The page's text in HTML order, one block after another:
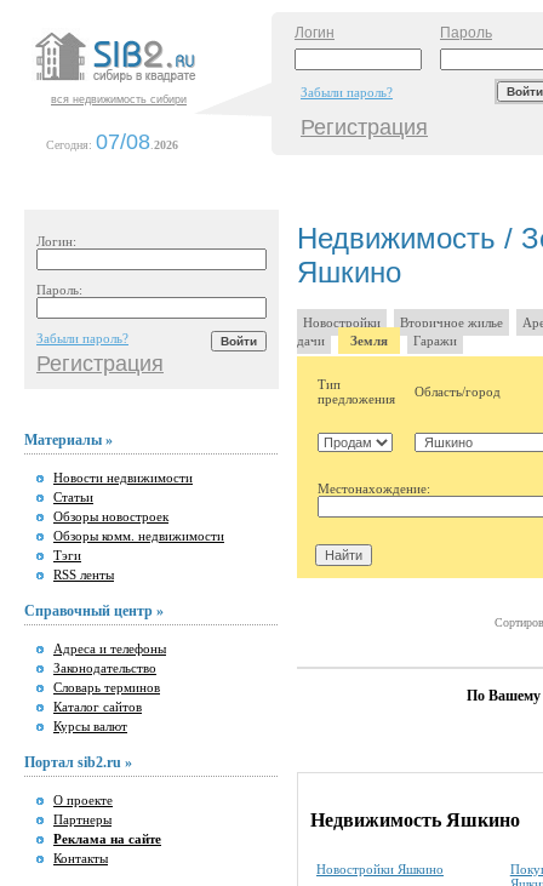
вся недвижимость сибири
Сегодня: 07/08 2026
Логин Пароль
Забыли пароль?
Регистрация
Логин:
Пароль:
Забыли пароль?
Регистрация
Материалы »
Новости недвижимости
Статьи
Обзоры новостроек
Обзоры комм. недвижимости
Тэги
RSS ленты
Справочный центр »
Адреса и телефоны
Законодательство
Словарь терминов
Каталог сайтов
Курсы валют
Портал sib2.ru »
О проекте
Партнеры
Реклама на сайте
Контакты
Недвижимость /
Яшкино
Новостройки Вторичное жилье
дачи
Земля Гаражи
Тип
предложения
Область/город
Местонахождение:
По Вашему
Недвижимость Яшкино
Новостройки Яшкино